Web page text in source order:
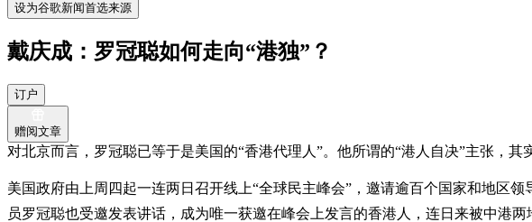
设为谷歌新闻首选来源
戴庆成：罗冠聪如何走向“港独”？
订户
赠阅文章
对北京而言，罗冠聪已等于是美国的“香港代理人”。他所谓的“港人自决”主张，其
美国政府由上周四起一连两日召开线上“全球民主峰会”，邀请逾百个国家和地区
员罗冠聪也受邀发表讲话，成为唯一获邀在峰会上发言的香港人，连日来被中港两